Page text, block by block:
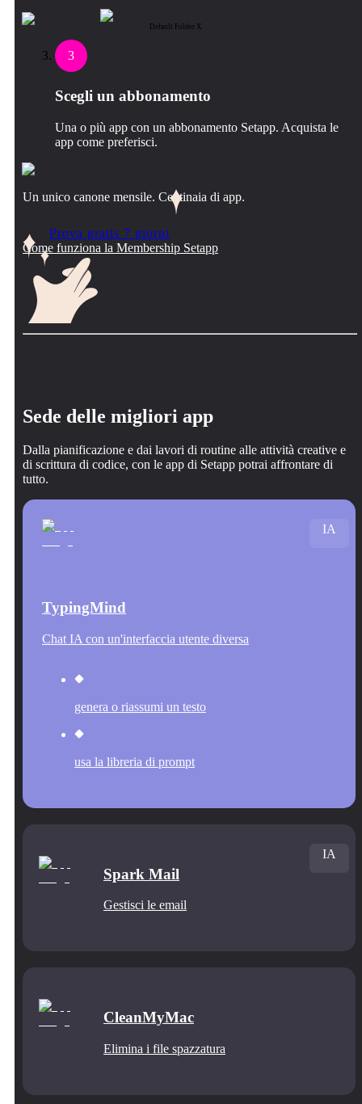
Default Folder X
3
Scegli un abbonamento
Una o più app con un abbonamento Setapp. Acquista le
app come preferisci.
Un unico canone mensile. Centinaia di app.
Prova gratis 7 giorni
Come funziona la Membership Setapp
Sede delle migliori app
Dalla pianificazione e dai lavori di routine alle attività creative e
di scrittura di codice, con le app di Setapp potrai affrontare di
tutto.
TypingMind
Chat IA con un'interfaccia utente diversa
genera o riassumi un testo
usa la libreria di prompt
IA
Spark Mail
Gestisci le email
IA
CleanMyMac
Elimina i file spazzatura